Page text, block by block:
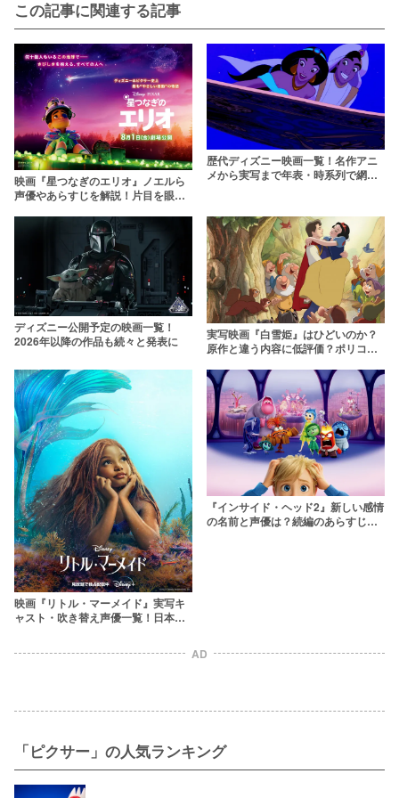
この記事に関連する記事
映画『星つなぎのエリオ』ノエルら
声優やあらすじを解説！片目を眼帯
歴代ディズニー映画一覧！名作アニ
メから実写まで年表・時系列で網羅
ディズニー公開予定の映画一覧！
2026年以降の作品も続々と発表に
実写映画『白雪姫』はひどいのか？
原作と違う内容に低評価？ポリコレ
タバレ
映画『リトル・マーメイド』実写キ
ャスト・吹き替え声優一覧！日本語
『インサイド・ヘッド2』新しい感情
の名前と声優は？続編のあらすじネ
AD
「ピクサー」の人気ランキング